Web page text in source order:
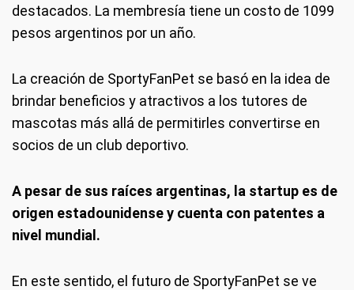
destacados. La membresía tiene un costo de 1099
pesos argentinos por un año.
La creación de SportyFanPet se basó en la idea de
brindar beneficios y atractivos a los tutores de
mascotas más allá de permitirles convertirse en
socios de un club deportivo.
A pesar de sus raíces argentinas, la startup es de
origen estadounidense y cuenta con patentes a
nivel mundial.
En este sentido, el futuro de SportyFanPet se ve